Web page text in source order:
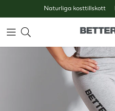
Naturliga kosttillskott